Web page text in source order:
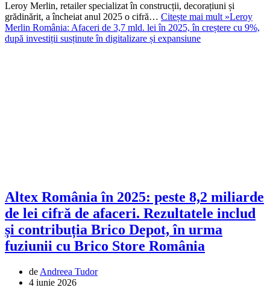
Leroy Merlin, retailer specializat în construcții, decorațiuni și
grădinărit, a încheiat anul 2025 o cifră… Citește mai mult »Leroy
Merlin România: Afaceri de 3,7 mld. lei în 2025, în creștere cu 9%,
după investiții susținute în digitalizare și expansiune
Altex România în 2025: peste 8,2 miliarde
de lei cifră de afaceri. Rezultatele includ
și contribuția Brico Depot, în urma
fuziunii cu Brico Store România
de Andreea Tudor
4 iunie 2026